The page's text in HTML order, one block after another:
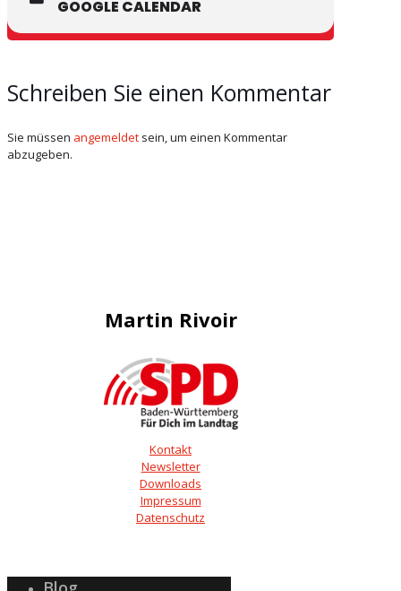
GOOGLE CALENDAR
Schreiben Sie einen Kommentar
Sie müssen angemeldet sein, um einen Kommentar
abzugeben.
Martin Rivoir
Kontakt
Newsletter
Downloads
Impressum
Datenschutz